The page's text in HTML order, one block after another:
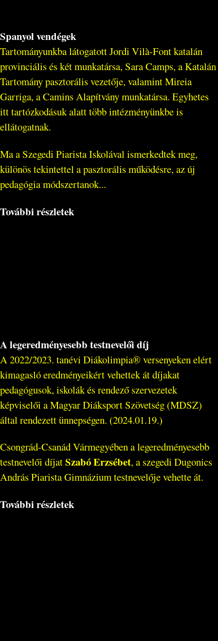
Spanyol vendégek
Tartományunkba látogatott Jordi Vilà-Font katalán
provinciális és két munkatársa, Sara Camps, a Katalán
Tartomány pasztorális vezetője, valamint Mireia
Garriga, a Camins Alapítvány munkatársa. Egyhetes
itt tartózkodásuk alatt több intézményünkbe is
ellátogatnak.
Ma a Szegedi Piarista Iskolával ismerkedtek meg,
különös tekintettel a pasztorális működésre, az új
pedagógia módszertanok...
További részletek
A legeredményesebb testnevelői díj
A 2022/2023. tanévi Diákolimpia® versenyeken elért
kimagasló eredményeikért vehettek át díjakat
pedagógusok, iskolák és rendező szervezetek
képviselői a Magyar Diáksport Szövetség (MDSZ)
által rendezett ünnepségen. (2024.01.19.)
Csongrád-Csanád Vármegyében a legeredményesebb
testnevelői díjatSzabó Erzsébet, a szegedi Dugonics
András Piarista Gimnázium testnevelője vehette át.
További részletek